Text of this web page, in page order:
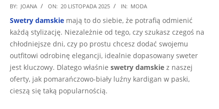
2025-
11-
20
BY: JOANA ON: 20 LISTOPADA 2025 IN: MODA
Swetry damskie mają to do siebie, że potrafią odmienić
każdą stylizację. Niezależnie od tego, czy szukasz czegoś na
chłodniejsze dni, czy po prostu chcesz dodać swojemu
outfitowi odrobinę elegancji, idealnie dopasowany sweter
jest kluczowy. Dlatego właśnie swetry damskie z naszej
oferty, jak pomarańczowo-biały luźny kardigan w paski,
cieszą się taką popularnością.